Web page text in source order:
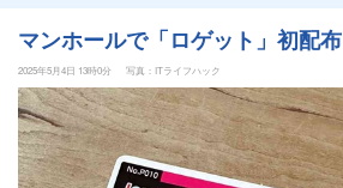
マンホールで「ロゲット」初配布
2025年5月4日 13時0分 写真：ITライフハック